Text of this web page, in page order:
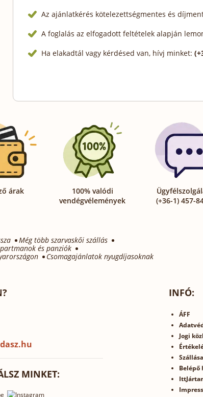
Az ajánlatkérés kötelezettségmentes és
A foglalás az elfogadott feltételek alapján
Ha elakadtál vagy kérdésed van, hívj minket:
árak
100% valódi
vendégvélemények
(+36-1) 457-
Még több szarvaskői szállás
és panziók
Csomagajánlatok nyugdíjasoknak
MINKET:
INFÓ:
ÁFF
Jogi
Belépő